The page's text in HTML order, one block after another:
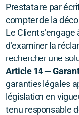
Prestataire par
compter de la
Le Client
d’examiner la
rechercher une
Article 14 —
garanties légales
législation en
tenu responsable